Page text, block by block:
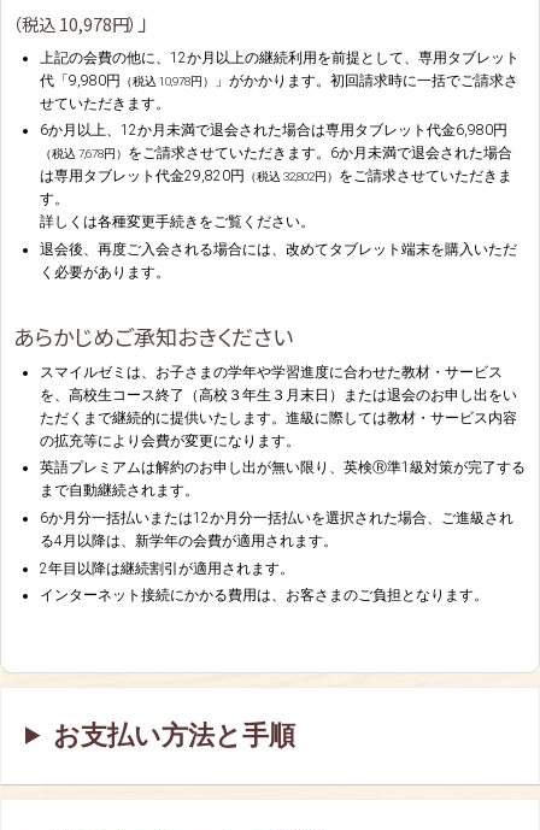
（税込 10,978円） 」
上記の会費の他に、12か月以上の継続利用を前提として、専用タブレット
代「9,980円
（税込 10,978円）
」がかかります。初回請求時に一括でご請求さ
せていただきます。
6か月以上、12か月未満で退会された場合は専用タブレット代金6,980円
（税込 7,678円） をご請求させていただきます。6か月未満で退会された場合
は専用タブレット代金29,820円
（税込 32,802円） をご請求させていただきま
す。
詳しくは各種変更手続き をご覧ください。
退会後、再度ご入会される場合には、改めてタブレット端末を購入いただ
く必要があります。
あらかじめご承知おきください
スマイルゼミは、お子さまの学年や学習進度に合わせた教材・サービス
を、高校生コース終了（高校３年生３月末日）または退会のお申し出をい
ただくまで継続的に提供いたします。進級に際しては教材・サービス内容
の拡充等により会費が変更になります。
英語プレミアムは解約のお申し出が無い限り、英検Ⓡ準1級対策が完了する
まで自動継続されます。
6か月分一括払いまたは12か月分一括払いを選択された場合、ご進級され
る4月以降は、新学年の会費が適用されます。
2年目以降は継続割引が適用されます。
インターネット接続にかかる費用は、お客さまのご負担となります。
お支払い方法と手順